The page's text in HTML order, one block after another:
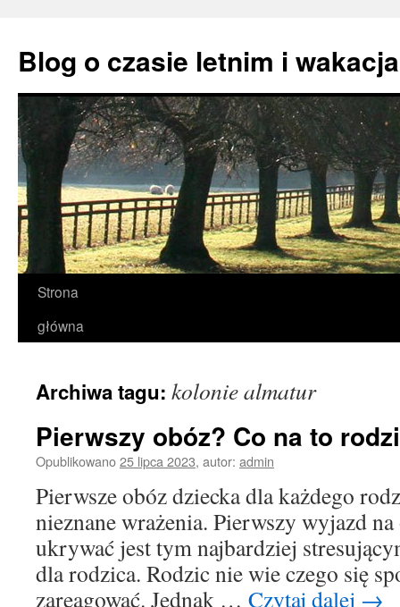
treści
Blog o czasie letnim i
Strona
główna
Archiwa tagu: kolonie almatur
Pierwszy obóz? Co na to
Opublikowano25 lipca 2023, autor: admin
Pierwsze obóz dziecka dla każdego
nieznane wrażenia. Pierwszy wyjazd
ukrywać jest tym najbardziej
dla rodzica. Rodzic nie wie czego się
zareagować. Jednak … Czytaj dalej →